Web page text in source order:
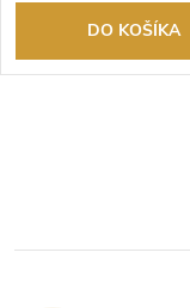
DO KOŠÍKA